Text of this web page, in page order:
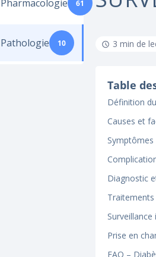
Pharmacologie 61
Pathologie 10 3 min de
Table
Définition
Causes et
Symptômes
Diagnostic
Prise en
FAQ –